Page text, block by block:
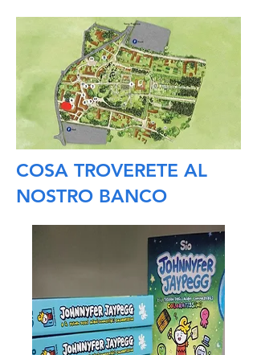
COSA TROVERETE AL
NOSTRO BANCO